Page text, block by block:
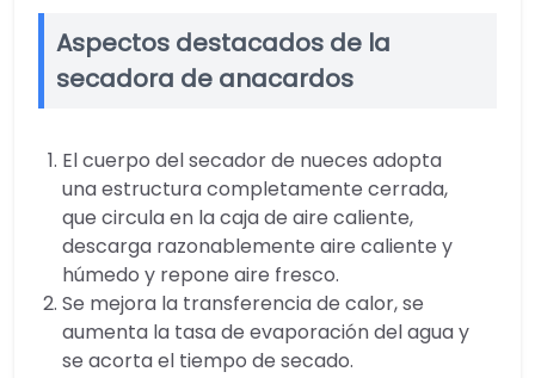
Aspectos destacados de la
secadora de anacardos
El cuerpo del secador de nueces adopta
una estructura completamente cerrada,
que circula en la caja de aire caliente,
descarga razonablemente aire caliente y
húmedo y repone aire fresco.
Se mejora la transferencia de calor, se
aumenta la tasa de evaporación del agua y
se acorta el tiempo de secado.